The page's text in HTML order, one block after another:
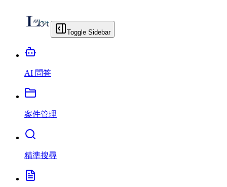
Toggle Sidebar
AI 問答
案件管理
精準搜尋